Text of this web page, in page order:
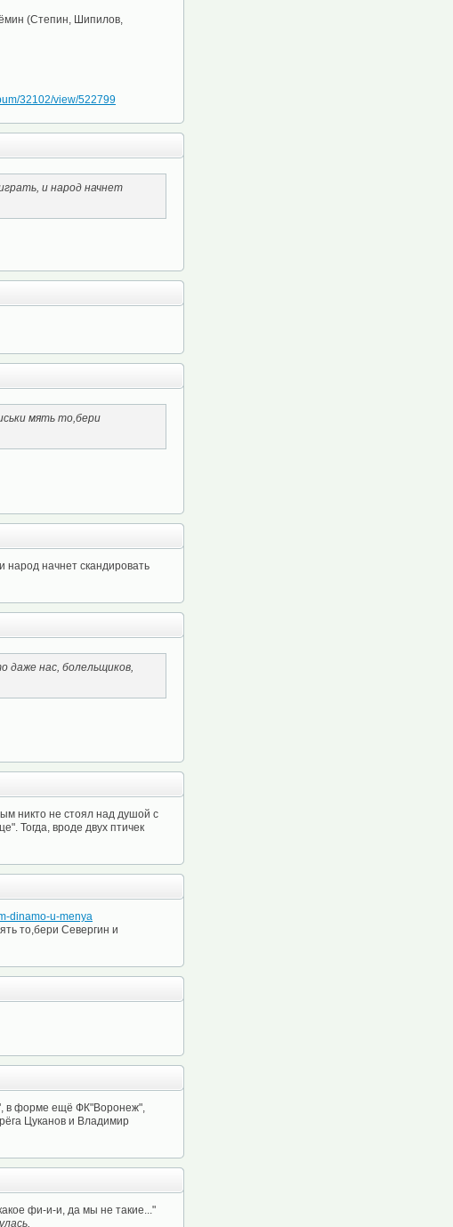
(Степин, Шипилов,
32102/view/522799
и народ начнет
мять то,бери
народ начнет скандировать
даже нас, болельщиков,
никто не стоял над душой с
Тогда, вроде двух птичек
dinamo-u-menya
то,бери Севергин и
в форме ещё ФК"Воронеж",
Цуканов и Владимир
фи-и-и, да мы не такие..."